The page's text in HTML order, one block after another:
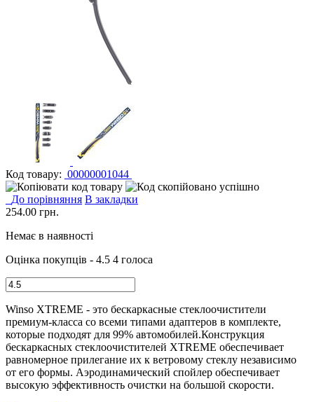
Код товару: 00000001044
До порівняння В закладки
254.00 грн.
Немає в наявності
Оцінка покупців - 4.5 4 голоса
Winso XTREME - это бескаркасные стеклоочистители
премиум-класса со всеми типами адаптеров в комплекте,
которые подходят для 99% автомобилей.Конструкция
бескаркасных стеклоочистителей XTREME обеспечивает
равномерное прилегание их к ветровому стеклу независимо
от его формы. Аэродинамический спойлер обеспечивает
высокую эффективность очистки на большой скорости.